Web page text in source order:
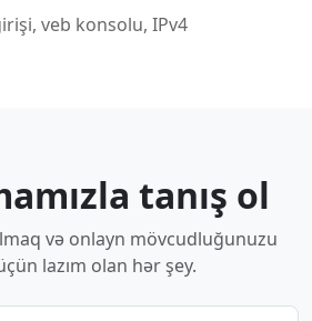
veb konsolu, IPv4
tanış ol
və onlayn mövcudluğunuzu
lazım olan hər şey.